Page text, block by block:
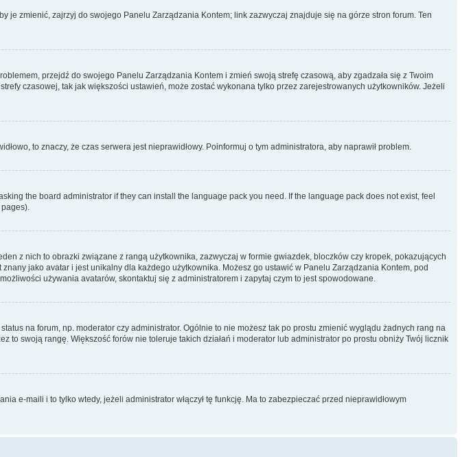
zmienić, zajrzyj do swojego Panelu Zarządzania Kontem; link zazwyczaj znajduje się na górze stron forum. Ten
przejdź do swojego Panelu Zarządzania Kontem i zmień swoją strefę czasową, aby zgadzała się z Twoim
czasowej, tak jak większości ustawień, może zostać wykonana tylko przez zarejestrowanych użytkowników. Jeżeli
to znaczy, że czas serwera jest nieprawidłowy. Poinformuj o tym administratora, aby naprawił problem.
the board administrator if they can install the language pack you need. If the language pack does not exist, feel
z nich to obrazki związane z rangą użytkownika, zazwyczaj w formie gwiazdek, bloczków czy kropek, pokazujących
jako avatar i jest unikalny dla każdego użytkownika. Możesz go ustawić w Panelu Zarządzania Kontem, pod
używania avatarów, skontaktuj się z administratorem i zapytaj czym to jest spowodowane.
na forum, np. moderator czy administrator. Ogólnie to nie możesz tak po prostu zmienić wyglądu żadnych rang na
swoją rangę. Większość forów nie toleruje takich działań i moderator lub administrator po prostu obniży Twój licznik
e-maili i to tylko wtedy, jeżeli administrator włączył tę funkcję. Ma to zabezpieczać przed nieprawidłowym